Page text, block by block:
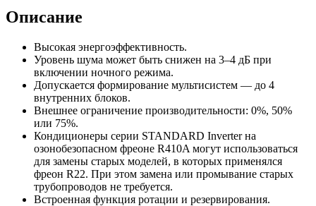
Описание
Высокая энергоэффективность.
Уровень шума может быть снижен на 3–4 дБ при
включении ночного режима.
Допускается формирование мультисистем — до 4
внутренних блоков.
Внешнее ограничение производительности: 0%, 50%
или 75%.
Кондиционеры серии STANDARD Inverter на
озонобезопасном фреоне R410A могут использоваться
для замены старых моделей, в которых применялся
фреон R22. При этом замена или промывание старых
трубопроводов не требуется.
Встроенная функция ротации и резервирования.